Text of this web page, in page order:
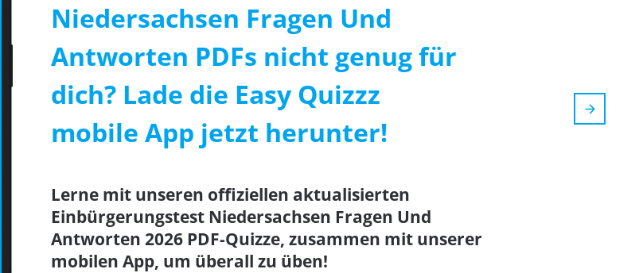
Niedersachsen Fragen Und
Antworten PDFs nicht genug für
dich? Lade die Easy Quizzz
mobile App jetzt herunter!
Lerne mit unseren offiziellen aktualisierten
Einbürgerungstest Niedersachsen Fragen Und
Antworten 2026 PDF-Quizze, zusammen mit unserer
mobilen App, um überall zu üben!